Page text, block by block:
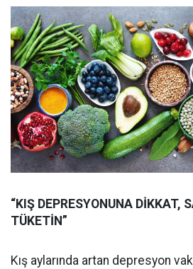
“KIŞ DEPRESYONUNA DİKKAT,
TÜKETİN”
Kış aylarında artan depresyon